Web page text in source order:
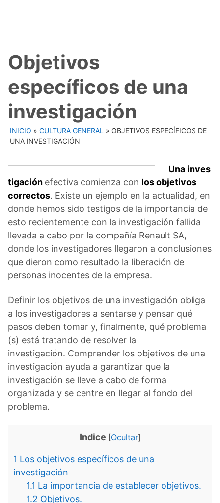
Objetivos
específicos de una
investigación
INICIO » CULTURA GENERAL » OBJETIVOS ESPECÍFICOS DE
UNA INVESTIGACIÓN
Una inves
tigación efectiva comienza con los objetivos
correctos. Existe un ejemplo en la actualidad, en
donde hemos sido testigos de la importancia de
esto recientemente con la investigación fallida
llevada a cabo por la compañía Renault SA,
donde los investigadores llegaron a conclusiones
que dieron como resultado la liberación de
personas inocentes de la empresa.
Definir los objetivos de una investigación obliga
a los investigadores a sentarse y pensar qué
pasos deben tomar y, finalmente, qué problema
(s) está tratando de resolver la
investigación. Comprender los objetivos de una
investigación ayuda a garantizar que la
investigación se lleve a cabo de forma
organizada y se centre en llegar al fondo del
problema.
Indice [Ocultar]
1 Los objetivos específicos de una
investigación
1.1 La importancia de establecer objetivos.
1.2 Objetivos.